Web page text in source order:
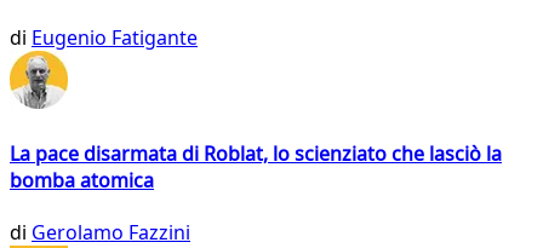
di Eugenio Fatigante
La pace disarmata di Roblat, lo scienziato che lasciò la
bomba atomica
di Gerolamo Fazzini